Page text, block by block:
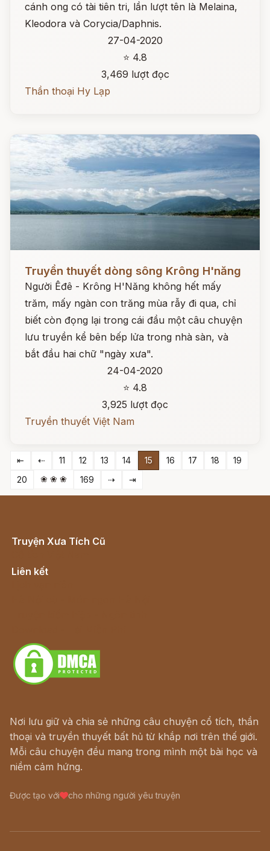
cánh ong có tài tiên tri, lần lượt tên là Melaina,
Kleodora và Corycia/Daphnis.
27-04-2020
⭐ 4.8
3,469 lượt đọc
Thần thoại Hy Lạp
Đọc ngay
Truyền thuyết dòng sông Krông H'năng
Người Êđê - Krông H'Năng không hết mấy
trăm, mấy ngàn con trăng mùa rẫy đi qua, chỉ
biết còn đọng lại trong cái đầu một câu chuyện
lưu truyền kể bên bếp lửa trong nhà sàn, và
bắt đầu hai chữ "ngày xưa".
24-04-2020
⭐ 4.8
3,925 lượt đọc
Truyền thuyết Việt Nam
⇤ ⇠ 11 12 13 14 15 16 17 18
19
20
❀ ❀ ❀ 169 ⇢ ⇥
Truyện Xưa Tích Cũ
Liên kết
Nơi lưu giữ và chia sẻ những câu chuyện cổ tích, thần
thoại và truyền thuyết bất hủ từ khắp nơi trên thế giới.
Mỗi câu chuyện đều mang trong mình một bài học và
niềm cảm hứng.
Được tạo với cho những người yêu truyện